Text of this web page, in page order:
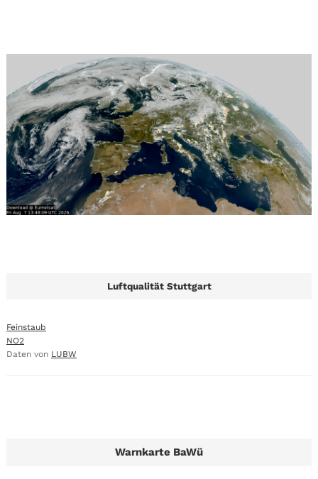
Luftqualität Stuttgart
Feinstaub
NO2
Daten von LUBW
Warnkarte BaWü